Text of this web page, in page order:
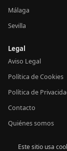
Málaga
Sevilla
Legal
Aviso Legal
Política de Cookies
Política de
Contacto
Quiénes somos
Este sitio usa